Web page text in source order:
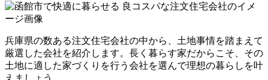
兵庫県の数ある注文住宅会社の中から、土地事情を踏まえて
厳選した会社を紹介します。長く暮らす家だからこそ、その
土地に適した家づくりを行う会社を選んで理想の暮らしを叶
えましょう。